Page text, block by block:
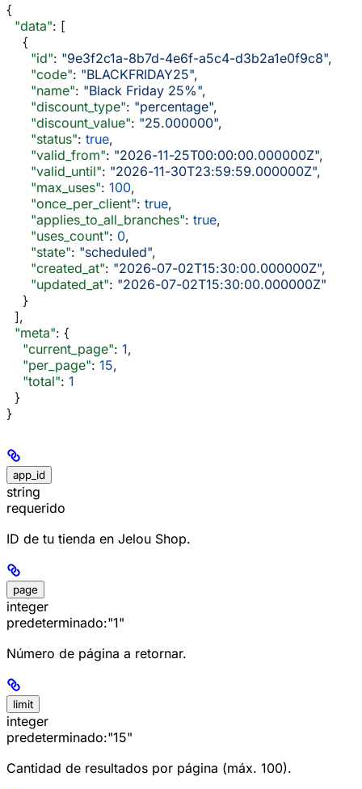
{
  "data"
: [
    {
      "id"
: "9e3f2c1a-8b7d-4e6f-a5c4-d3b2a1e0f9c8",
      "code"
: "BLACKFRIDAY25",
      "name"
: "Black Friday 25%",
      "discount_type"
: "percentage",
      "discount_value"
: "25.000000",
      "status"
: true,
      "valid_from"
: "2026-11-25T00:00:00.000000Z",
      "valid_until"
: "2026-11-30T23:59:59.000000Z",
      "max_uses"
: 100,
      "once_per_client"
: true,
      "applies_to_all_branches"
: true,
      "uses_count"
: 0,
      "state"
: "scheduled",
      "created_at"
: "2026-07-02T15:30:00.000000Z",
      "updated_at"
: "2026-07-02T15:30:00.000000Z"
    }
  ],
  "meta"
: {
    "current_page"
: 1,
    "per_page"
: 15,
    "total"
: 1
  }
}
app_id
string
requerido
ID de tu tienda en Jelou Shop.
page
integer
predeterminado:"1"
Número de página a retornar.
limit
integer
predeterminado:"15"
Cantidad de resultados por página (máx. 100).